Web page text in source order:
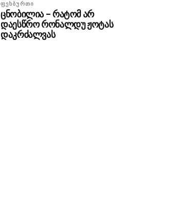
ᲤᲔᲮᲑᲣᲠᲗᲘ
ცნობილია – რატომ არ
დაესწრო რონალდუ ჟოტას
დაკრძალვას